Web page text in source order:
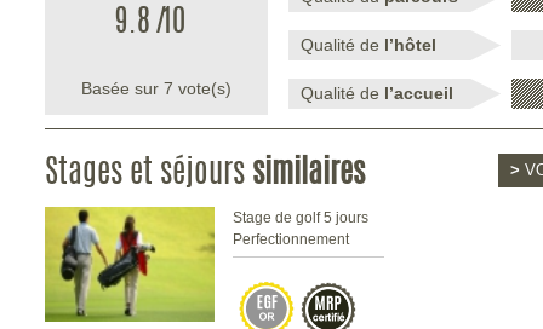
9.8 /
10
Basée sur 7 vote(s)
Qualité de l’hôtel
Qualité de l’accueil
Stages et séjours similaires >
Stage de golf 5 jours
Perfectionnement